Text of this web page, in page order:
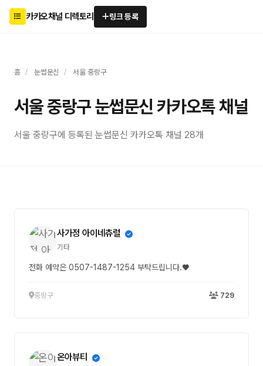
카카오채널 디렉토리 링크 등록
홈 / 눈썹문신 / 서울 중랑구
서울 중랑구 눈썹문신 카카오톡 채널
서울 중랑구에 등록된 눈썹문신 카카오톡 채널 28개
사가정 아이네츄럴
기타
전화 예약은 0507-1487-1254 부탁드립니다.♥
중랑구 729
온아뷰티